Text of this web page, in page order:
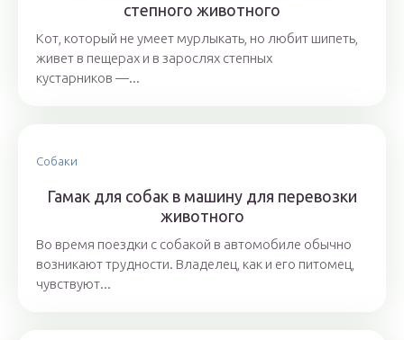
степного животного
Кот, который не умеет мурлыкать, но любит шипеть,
живет в пещерах и в зарослях степных
кустарников —...
Собаки
Гамак для собак в машину для перевозки
животного
Во время поездки с собакой в автомобиле обычно
возникают трудности. Владелец, как и его питомец,
чувствуют...